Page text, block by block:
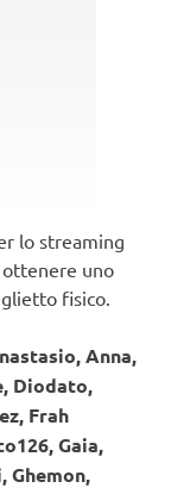
lo streaming
ottenere uno
fisico.
Anna,
Diodato,
Frah
Gaia,
Ghemon,